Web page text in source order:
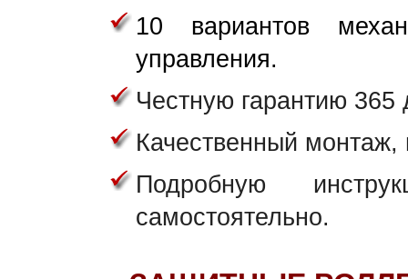
10 вариантов
управления.
Честную гарантию 365
Качественный
Подробную
самостоятельно.